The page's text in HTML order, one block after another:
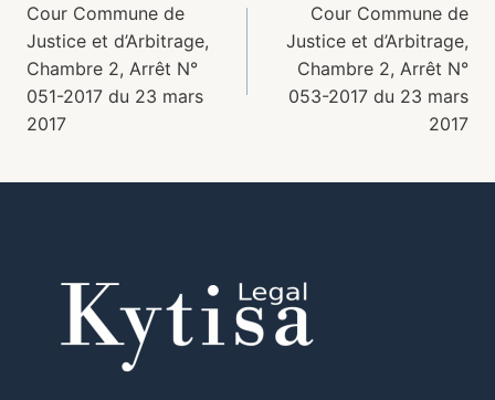
Cour Commune de
Justice et d’Arbitrage,
Chambre 2, Arrêt N°
051-2017 du 23 mars
2017
Cour Commune de
Justice et d’Arbitrage,
Chambre 2, Arrêt N°
053-2017 du 23 mars
2017